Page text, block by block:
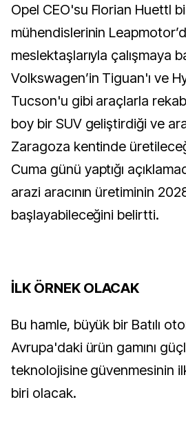
Opel CEO'su Florian Huettl
mühendislerinin
meslektaşlarıyla çalışmaya
Volkswagen’in Tiguan'ı ve
Tucson'u gibi araçlarla
boy bir SUV geliştirdiği ve
Zaragoza kentinde
Cuma günü yaptığı
arazi aracının üretiminin
başlayabileceğini belirtti.
İLK ÖRNEK OLACAK
Bu hamle, büyük bir Batılı
Avrupa'daki ürün gamını
teknolojisine güvenmesinin
biri olacak.